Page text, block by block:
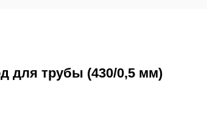
для трубы (430/0,5 мм)